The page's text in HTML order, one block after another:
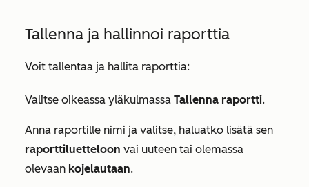
Tallenna ja hallinnoi raporttia
Voit tallentaa ja hallita raporttia:
Valitse oikeassa yläkulmassa Tallenna raportti.
Anna raportille nimi ja valitse, haluatko lisätä sen
raporttiluetteloon vai uuteen tai olemassa
olevaan kojelautaan.